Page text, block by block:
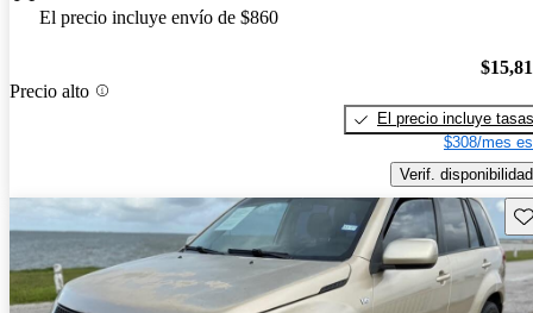
El precio incluye envío de $860
Precio alto
El precio incluye tasas
$308/mes
Verif. disponibilidad